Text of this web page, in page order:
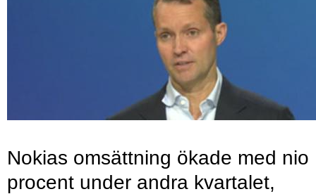
Nokias omsättning ökade med nio
procent under andra kvartalet,